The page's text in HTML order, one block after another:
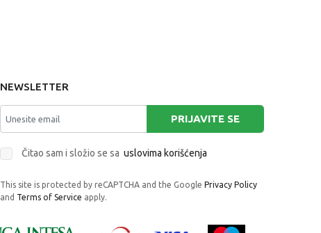
NEWSLETTER
PRIJAVITE SE
Čitao sam i složio se sa uslovima korišćenja
This site is protected by reCAPTCHA and the Google Privacy Policy
and Terms of Service apply.